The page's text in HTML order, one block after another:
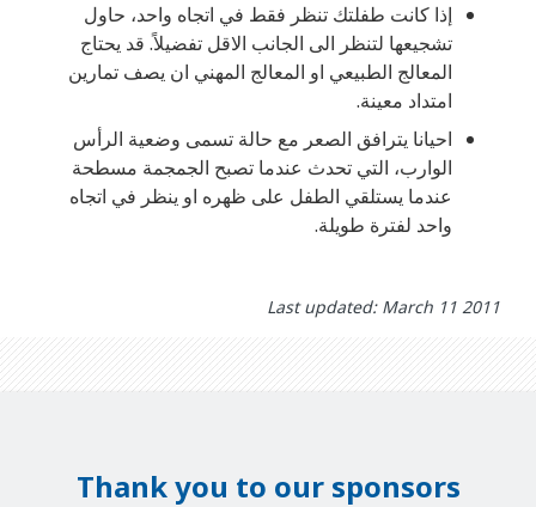
إذا كانت طفلتك تنظر فقط في اتجاه واحد، حاول
تشجيعها لتنظر الى الجانب الاقل تفضيلاً. قد يحتاج
المعالج الطبيعي او المعالج المهني ان يصف تمارين
امتداد معينة.
احيانا يترافق الصعر مع حالة تسمى وضعية الرأس
الوارب، التي تحدث عندما تصبح الجمجمة مسطحة
عندما يستلقي الطفل على ظهره او ينظر في اتجاه
واحد لفترة طويلة.
Last updated: March 11 2011
Thank you to our sponsors